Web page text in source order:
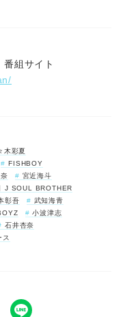
組サイト
木彩夏
FISHBOY
宮近海斗
J SOUL BROTHER
彰吾
武知海青
小波津志
石井杏奈
ス